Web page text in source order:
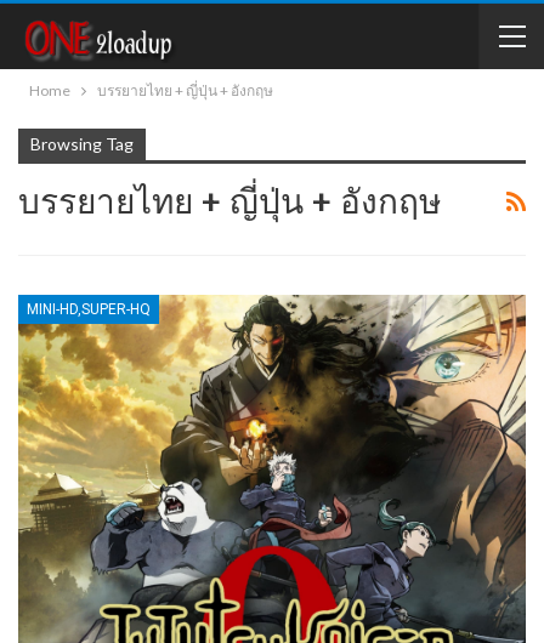
Home บรรยายไทย + ญี่ปุ่น + อังกฤษ
Browsing Tag
บรรยายไทย + ญี่ปุ่น + อังกฤษ
MINI-HD,SUPER-HQ